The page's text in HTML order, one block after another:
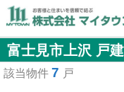
富士見市上沢 戸
該当物件 7 戸